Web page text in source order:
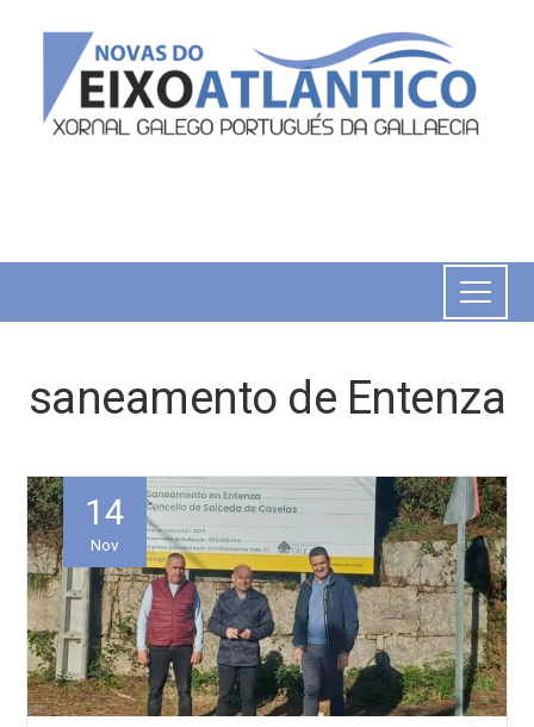
saneamento de Entenza
14
Nov